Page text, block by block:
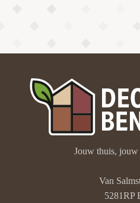
Jouw thuis, jouw
Van
5281RP